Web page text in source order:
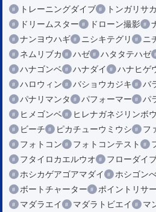
トレーニングダイブ
トンガリサ
ドリームスター
ドローン撮影
ナンヨウハギ
ニシキテグリ
ニ
ネムリブカ
ハゼ ハタタテハゼ
ハナゴンベ
ハナダイ ハナヒゲ
ハロウィン
バショウカジキ バ
パナリマンタ
パフォーマー パ
ヒメゴンベ
ヒレナガネジリンボウ
ビーチ
ピカチューウミウシ フ
フォトコン
フォトコンテスト
フタイロカエルウオ
フローダイ
ホシカゲアゴアマダイ
ホシゴン
ボートチャーター
ポイントリサ
マダラエイ
マダラトビエイ マ